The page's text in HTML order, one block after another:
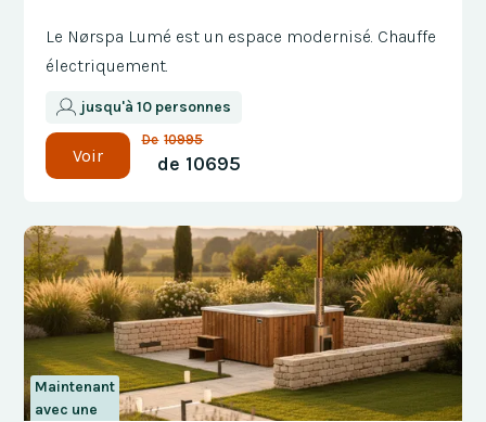
Le Nørspa Lumé est un espace modernisé. Chauffe
électriquement.
jusqu'à 10 personnes
Voir
De 10995
de 10695
Maintenant
avec une